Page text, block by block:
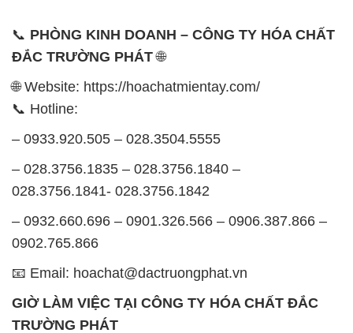
📞 PHÒNG KINH DOANH – CÔNG TY HÓA CHẤT
ĐẮC TRƯỜNG PHÁT🌐
🌐 Website: https://hoachatmientay.com/
📞 Hotline:
– 0933.920.505 – 028.3504.5555
– 028.3756.1835 – 028.3756.1840 –
028.3756.1841- 028.3756.1842
– 0932.660.696 – 0901.326.566 – 0906.387.866 –
0902.765.866
📧 Email: hoachat@dactruongphat.vn
GIỜ LÀM VIỆC TẠI CÔNG TY HÓA CHẤT ĐẮC
TRƯỜNG PHÁT